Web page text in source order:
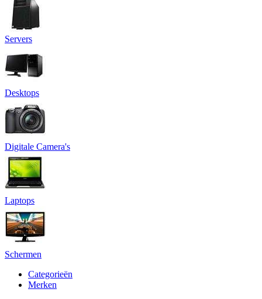
Servers
Desktops
Digitale Camera's
Laptops
Schermen
Categorieën
Merken